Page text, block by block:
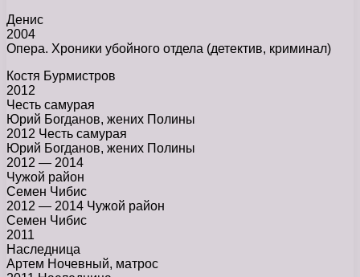
Денис
2004
Опера. Хроники убойного отдела (детектив, криминал)
Костя Бурмистров
2012
Честь самурая
Юрий Богданов, жених Полины
2012 Честь самурая
Юрий Богданов, жених Полины
2012 — 2014
Чужой район
Семен Чибис
2012 — 2014 Чужой район
Семен Чибис
2011
Наследница
Артем Ночевный, матрос